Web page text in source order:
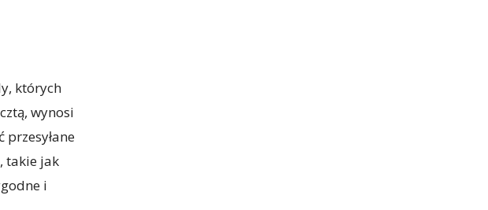
których
wynosi
przesyłane
takie jak
i